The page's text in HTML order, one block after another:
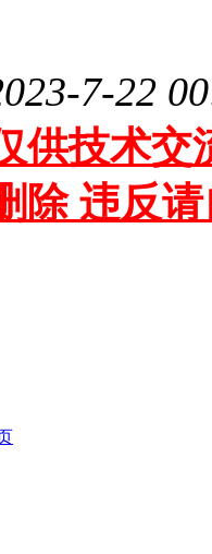
7-22
供技术交
除 违反